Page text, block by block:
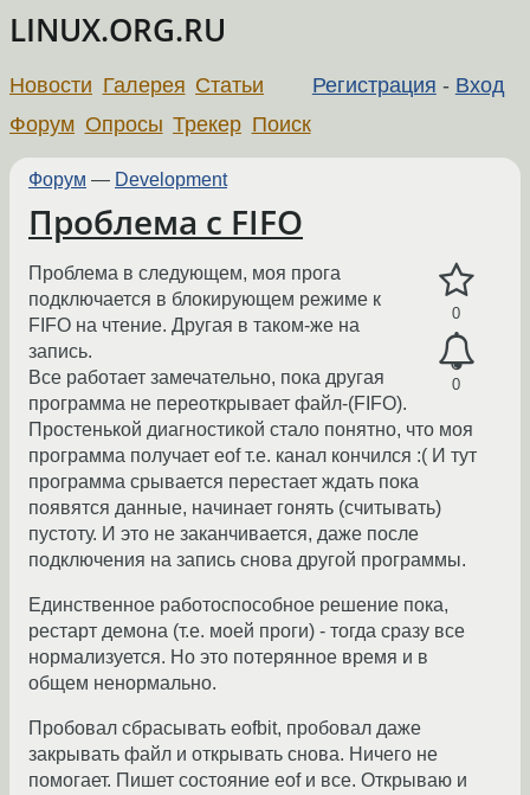
LINUX.ORG.RU
Регистрация - Вход
Новости Галерея Статьи
Форум Опросы Трекер Поиск
Форум — Development
Проблема с FIFO
0
0
Проблема в следующем, моя прога
подключается в блокирующем режиме к
FIFO на чтение. Другая в таком-же на
запись.
Все работает замечательно, пока другая
программа не переоткрывает файл-(FIFO).
Простенькой диагностикой стало понятно, что моя
программа получает eof т.е. канал кончился :( И тут
программа срывается перестает ждать пока
появятся данные, начинает гонять (считывать)
пустоту. И это не заканчивается, даже после
подключения на запись снова другой программы.
Единственное работоспособное решение пока,
рестарт демона (т.е. моей проги) - тогда сразу все
нормализуется. Но это потерянное время и в
общем ненормально.
Пробовал сбрасывать eofbit, пробовал даже
закрывать файл и открывать снова. Ничего не
помогает. Пишет состояние eof и все. Открываю и